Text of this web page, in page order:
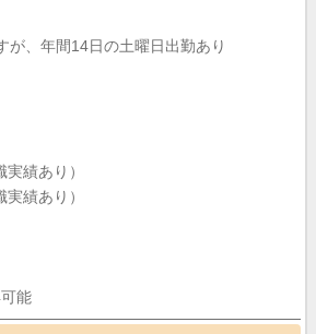
が、年間14日の土曜日出勤あり
績あり）
績あり）
能